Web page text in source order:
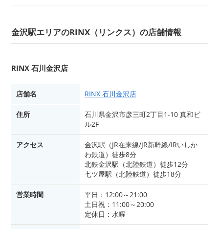
金沢駅エリアのRINX（リンクス）の店舗情報
RINX 石川金沢店
店舗名 RINX 石川金沢店
住所
石川県金沢市彦三町2丁目1-10 真和ビ
ル2F
アクセス
金沢駅（JR在来線/JR新幹線/IRいしか
わ鉄道）徒歩8分
北鉄金沢駅（北陸鉄道）徒歩12分
七ツ屋駅（北陸鉄道）徒歩18分
営業時間
平日：12:00～21:00
土日祝：11:00～20:00
定休日：水曜